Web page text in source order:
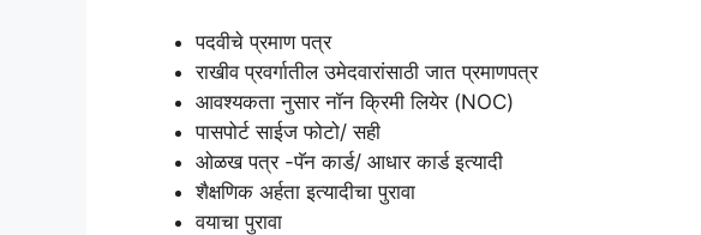
पदवीचे प्रमाण पत्र
राखीव प्रवर्गातील उमेदवारांसाठी जात प्रमाणपत्र
आवश्यकता नुसार नॉन क्रिमी लियेर (NOC)
पासपोर्ट साईज फोटो/ सही
ओळख पत्र -पॅन कार्ड/ आधार कार्ड इत्यादी
शैक्षणिक अर्हता इत्यादीचा पुरावा
वयाचा पुरावा